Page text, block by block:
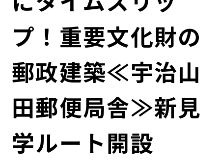
ローカル共創イニシアティブ
関連事業
IRカレンダー
社会
ガバナンス
ESGデータ集
プ！重要文化財の
郵政建築≪宇治山
田郵便局舎≫新見
学ルート開設